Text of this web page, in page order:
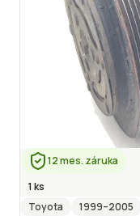
12 mes. záruka
1 ks
Toyota
1999–2005